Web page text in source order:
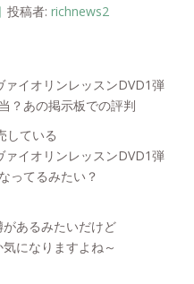
投稿者: richnews2
イオリンレッスンDVD1弾
？あの掲示板での評判
している
イオリンレッスンDVD1弾
ってるみたい？
があるみたいだけど
になりますよね～